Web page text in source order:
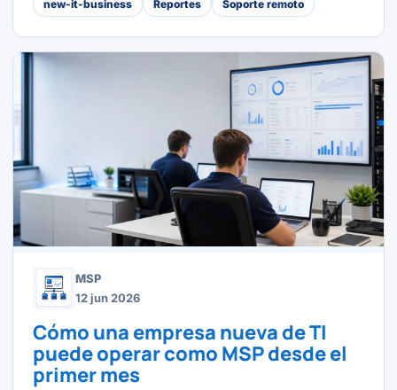
new-it-business Reportes Soporte remoto
MSP
12 jun 2026
Cómo una empresa nueva de TI
puede operar como MSP desde el
primer mes